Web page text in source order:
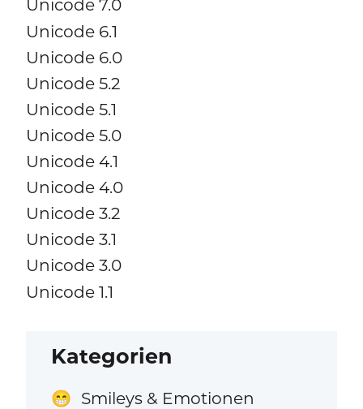
Unicode 7.0
Unicode 6.1
Unicode 6.0
Unicode 5.2
Unicode 5.1
Unicode 5.0
Unicode 4.1
Unicode 4.0
Unicode 3.2
Unicode 3.1
Unicode 3.0
Unicode 1.1
Kategorien
😁 Smileys & Emotionen